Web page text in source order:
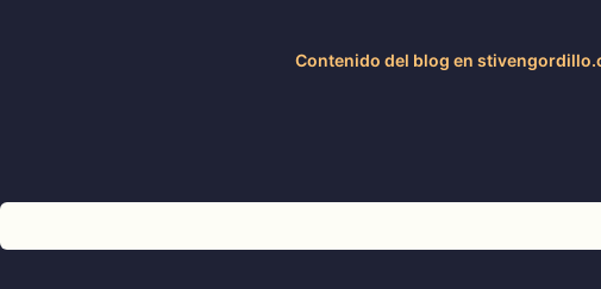
Contenido del blog en